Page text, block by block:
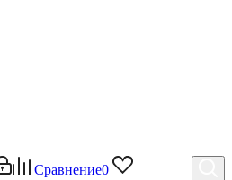
Сравнение0